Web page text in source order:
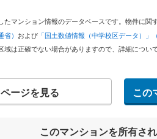
マンション情報のデータベースです。物件に関
） および 「国土数値情報（中学校区データ）」
は正確でない場合がありますので、詳細につい
ージを見る この
このマンションを所有さ